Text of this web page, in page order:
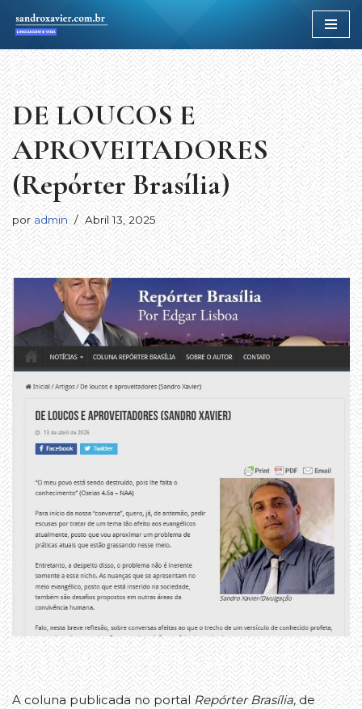
para
o
conteúdo
DE LOUCOS E
APROVEITADORES
(Repórter Brasília)
poradmin Abril 13, 2025
A coluna publicada no portalRepórter Brasília,de